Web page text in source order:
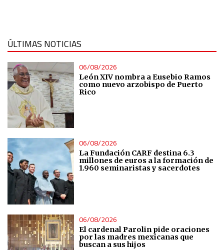
ÚLTIMAS NOTICIAS
06/08/2026
León XIV nombra a Eusebio Ramos
como nuevo arzobispo de Puerto
Rico
06/08/2026
La Fundación CARF destina 6.3
millones de euros a la formación de
1.960 seminaristas y sacerdotes
06/08/2026
El cardenal Parolin pide oraciones
por las madres mexicanas que
buscan a sus hijos